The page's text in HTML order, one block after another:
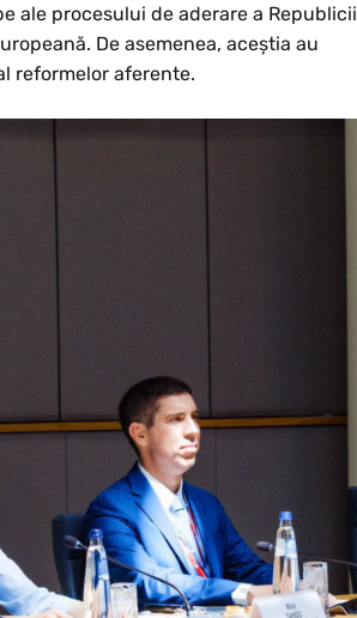
ale procesului de aderare a Republicii
De asemenea, aceștia au
reformelor aferente.